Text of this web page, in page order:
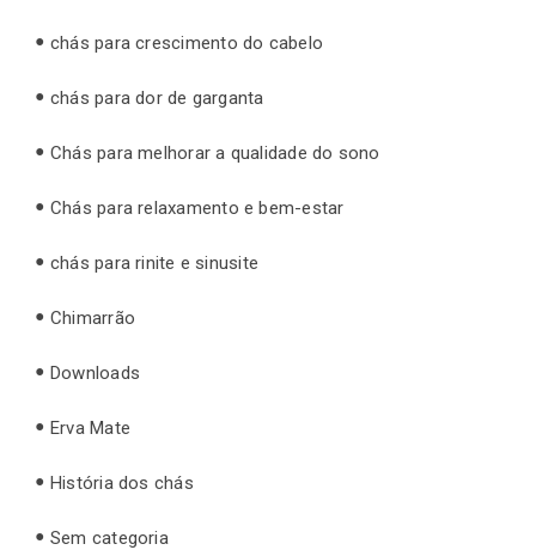
chás para crescimento do cabelo
chás para dor de garganta
Chás para melhorar a qualidade do sono
Chás para relaxamento e bem-estar
chás para rinite e sinusite
Chimarrão
Downloads
Erva Mate
História dos chás
Sem categoria